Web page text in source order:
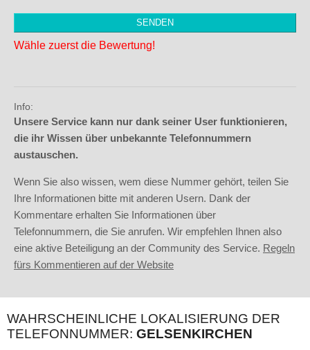
Wähle zuerst die Bewertung!
Info:
Unsere Service kann nur dank seiner User funktionieren,
die ihr Wissen über unbekannte Telefonnummern
austauschen.
Wenn Sie also wissen, wem diese Nummer gehört, teilen Sie
Ihre Informationen bitte mit anderen Usern. Dank der
Kommentare erhalten Sie Informationen über
Telefonnummern, die Sie anrufen. Wir empfehlen Ihnen also
eine aktive Beteiligung an der Community des Service. Regeln
fürs Kommentieren auf der Website
WAHRSCHEINLICHE LOKALISIERUNG DER
TELEFONNUMMER: GELSENKIRCHEN